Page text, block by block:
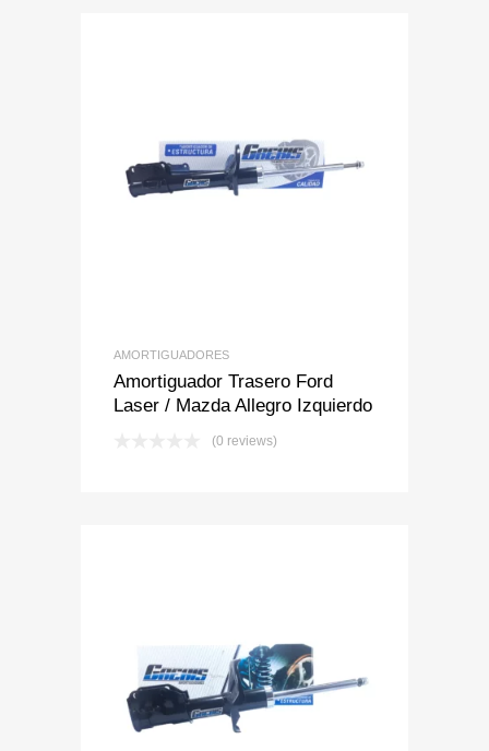
Add to Wishlist
Add to Compare
AMORTIGUADORES
Amortiguador Trasero Ford
Laser / Mazda Allegro Izquierdo
(0 reviews)
Add to Wishlist
Add to Compare